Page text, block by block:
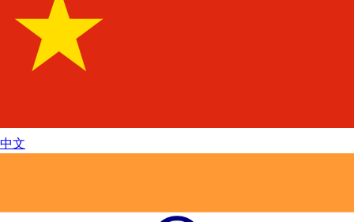
中文